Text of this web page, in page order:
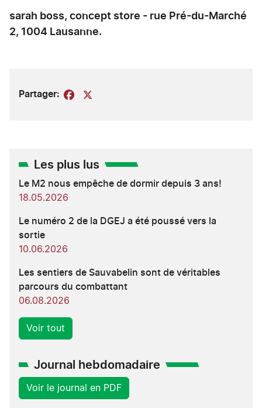
sarah boss, concept store - rue Pré-du-Marché
2, 1004 Lausanne.
Partager: Facebook
Les plus lus
Le M2 nous empêche de dormir depuis 3 ans!
18.05.2026
Le numéro 2 de la DGEJ a été poussé vers la
sortie
10.06.2026
Les sentiers de Sauvabelin sont de véritables
parcours du combattant
06.08.2026
Voir tout
Journal hebdomadaire
Voir le journal en PDF